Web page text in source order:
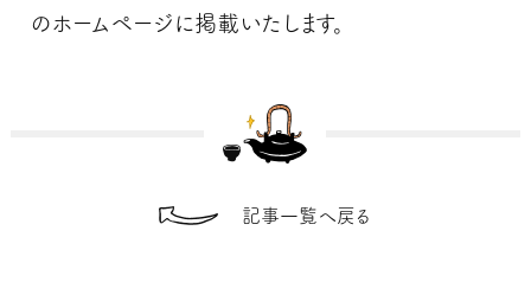
のホームページに掲載いたします。
記事一覧へ戻る